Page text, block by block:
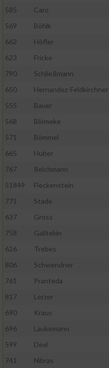
585
Caro
569
Böhlk
662
Höfler
623
Fricke
790
Schließmann
650
Hernandez-Feldkirchner
555
Bauer
568
Blömeke
571
Bömmel
665
Huber
767
Reichmann
51849
Fleckenstein
771
Stade
637
Gross
758
Galitekin
626
Trebes
806
Schwendner
761
Pranteda
817
Lerzer
690
Kraus
696
Laukemann
599
Dexl
741
Nibras